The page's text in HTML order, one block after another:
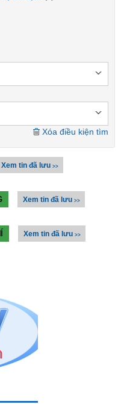
Xóa điều kiện tìm
Xem tin đã lưu >>
Xem tin đã lưu >>
Xem tin đã lưu >>